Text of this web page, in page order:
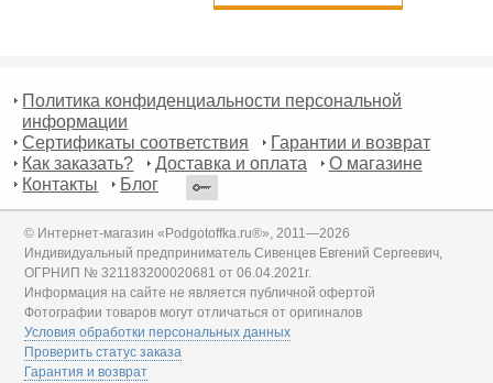
Политика конфиденциальности персональной
информации
Сертификаты соответствия
Гарантии и возврат
Как заказать?
Доставка и оплата
О магазине
Контакты
Блог
© Интернет-магазин «Podgotoffka.ru®», 2011—2026
Индивидуальный предприниматель Сивенцев Евгений Сергеевич,
ОГРНИП № 321183200020681 от 06.04.2021г.
Информация на сайте не является публичной офертой
Фотографии товаров могут отличаться от оригиналов
Условия обработки персональных данных
Проверить статус заказа
Гарантия и возврат